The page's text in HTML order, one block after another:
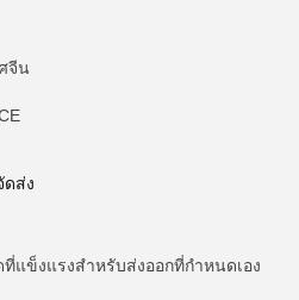
จีน
ดส่ง
แข็งแรงสำหรับส่งออกที่กำหนดเอง